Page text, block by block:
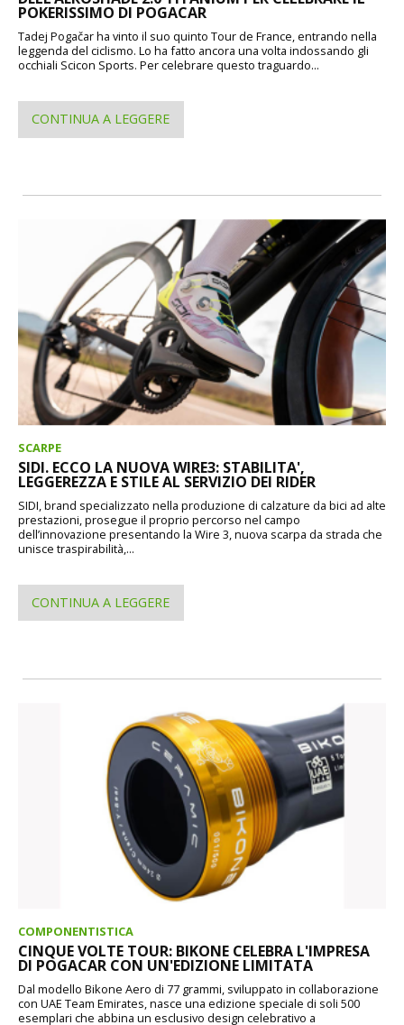
POKERISSIMO DI POGACAR
Tadej Pogačar ha vinto il suo quinto Tour de France, entrando nella
leggenda del ciclismo. Lo ha fatto ancora una volta indossando gli
occhiali Scicon Sports. Per celebrare questo traguardo...
CONTINUA A LEGGERE
SCARPE
SIDI. ECCO LA NUOVA WIRE3: STABILITA',
LEGGEREZZA E STILE AL SERVIZIO DEI RIDER
SIDI, brand specializzato nella produzione di calzature da bici ad alte
prestazioni, prosegue il proprio percorso nel campo
dell’innovazione presentando la Wire 3, nuova scarpa da strada che
unisce traspirabilità,...
CONTINUA A LEGGERE
COMPONENTISTICA
CINQUE VOLTE TOUR: BIKONE CELEBRA L'IMPRESA
DI POGACAR CON UN'EDIZIONE LIMITATA
Dal modello Bikone Aero di 77 grammi, sviluppato in collaborazione
con UAE Team Emirates, nasce una edizione speciale di soli 500
esemplari che abbina un esclusivo design celebrativo a